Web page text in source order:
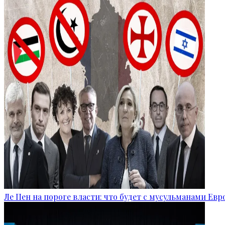
Ле Пен на пороге власти: что будет с мусульманами